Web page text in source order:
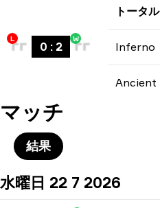
L
0 : 2
W
トータル
Inferno
Ancient
マッチ
結果
水曜日 22 7 2026